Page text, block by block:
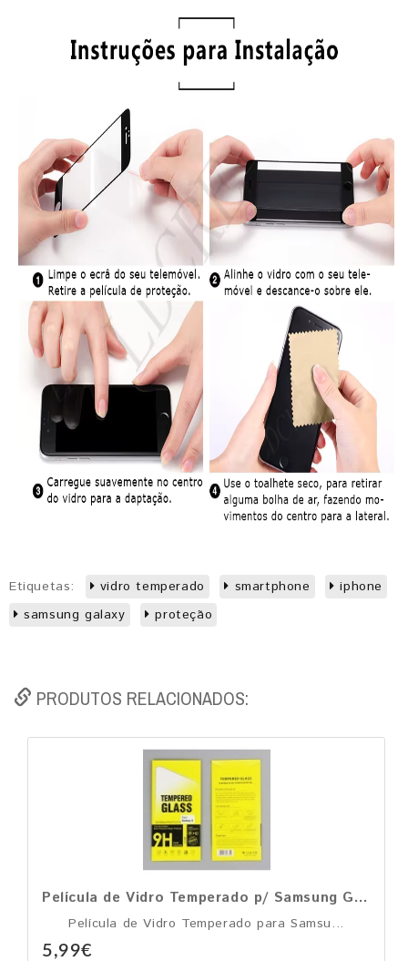
Etiquetas: vidro temperado smartphone
iphone
samsung galaxy
proteção
PRODUTOS RELACIONADOS:
Película de Vidro Temperado p/ Samsung Galaxy S
Película de Vidro Temperado para Samsu...
5,99€